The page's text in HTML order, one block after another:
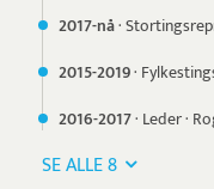
2017-nå·
2015-2019·
2016-2017· Leder·
SE ALLE 8